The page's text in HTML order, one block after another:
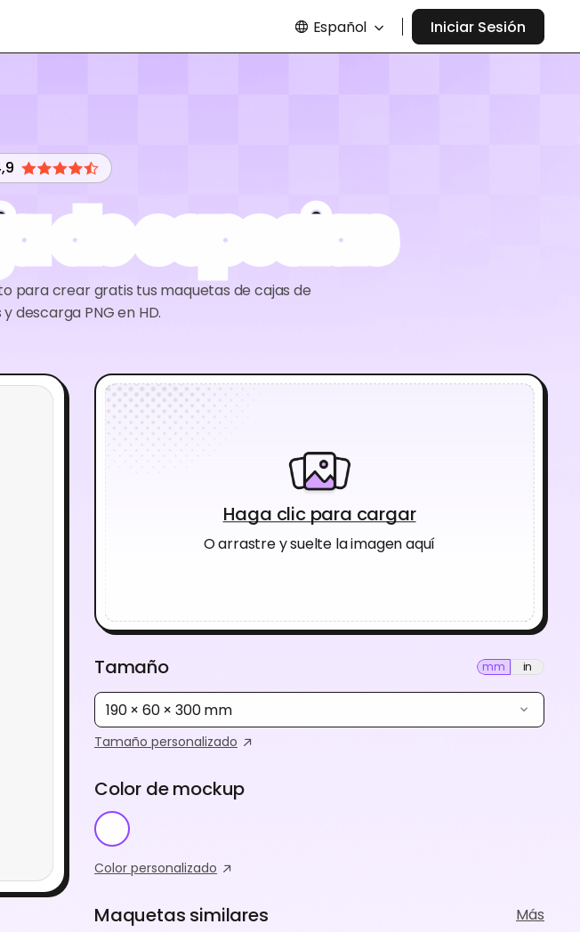
Español Iniciar Sesión
de especias
para crear gratis tus maquetas de cajas de
descarga PNG en HD.
Haga clic para cargar
O arrastre y suelte la imagen aquí
Tamaño mm in
190 × 60 × 300 mm
Tamaño personalizado
Color de mockup
Color personalizado
Maquetas similares Más